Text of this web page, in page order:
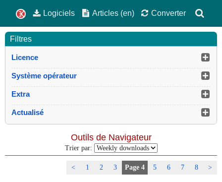
Logiciels Articles (en) Converter
Filtres
Licence
Système opérateur
Extra
Actualisé
Outils de Navigateur
Trier par:
< 1 2 3 Page 4 5 6 7 8 >